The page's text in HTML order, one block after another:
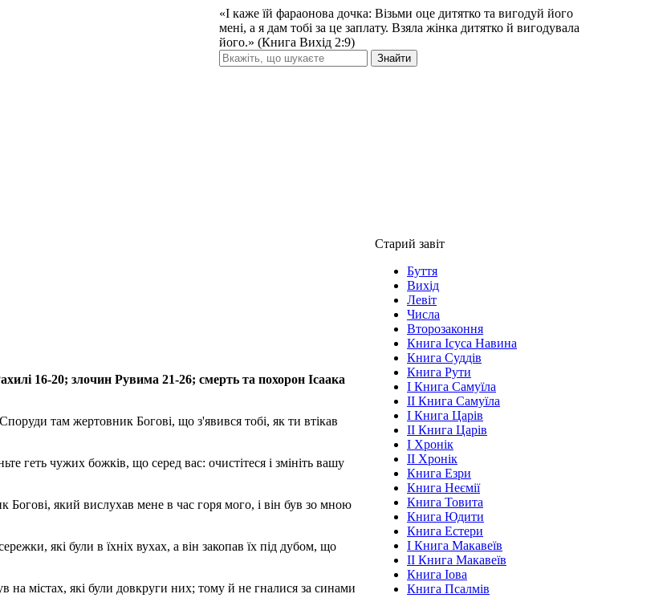
«І каже їй фараонова дочка: Візьми оце дитятко та вигодуй його
мені, а я дам тобі за це заплату. Взяла жінка дитятко й вигодувала
його.» (Книга Вихід 2:9)
Знайти
16-20; злочин Рувима 21-26; смерть та похорон Ісаака
там жертовник Богові, що з'явився тобі, як ти втікав
геть чужих божків, що серед вас: очистітеся і змініть вашу
який вислухав мене в час горя мого, і він був зо мною
які були в їхніх вухах, а він закопав їх під дубом, що
містах, які були довкруги них; тому й не гналися за синами
Старий завіт
Буття
Вихід
Левіт
Числа
Второзаконня
Книга Ісуса Навина
Книга Суддів
Книга Рути
І Книга Самуїла
ІІ Книга Самуїла
І Книга Царів
ІІ Книга Царів
І Хронік
ІІ Хронік
Книга Езри
Книга Неємії
Книга Товита
Книга Юдити
Книга Естери
І Книга Макавеїв
ІІ Книга Макавеїв
Книга Іова
Книга Псалмів